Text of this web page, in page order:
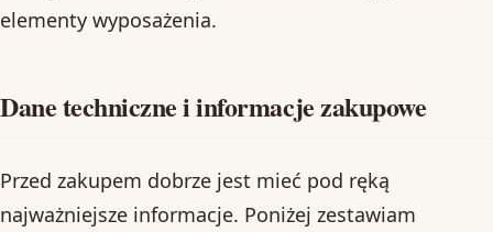
elementy wyposażenia.
Dane techniczne i informacje zakupowe
Przed zakupem dobrze jest mieć pod ręką
najważniejsze informacje. Poniżej zestawiam